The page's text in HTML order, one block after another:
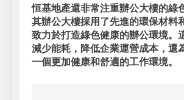
恒基地產還非常注重辦公大樓的綠
其辦公大樓採用了先進的環保材料
致力於打造綠色健康的辦公環境。
減少能耗，降低企業運營成本，還
一個更加健康和舒適的工作環境。